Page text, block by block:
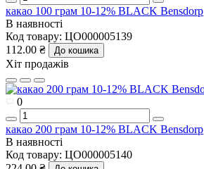
какао 100 грам 10-12% BLACK Bensdorp
В наявності
Код товару: ЦО000005139
112.00 ₴
До кошика
Хіт продажів
0
какао 200 грам 10-12% BLACK Bensdorp
В наявності
Код товару: ЦО000005140